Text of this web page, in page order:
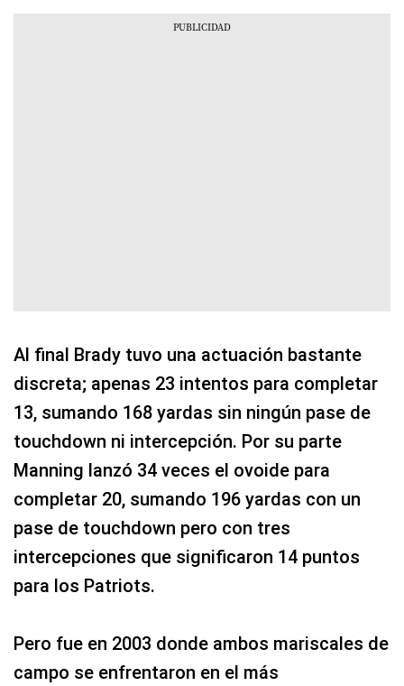
Al final Brady tuvo una actuación bastante
discreta; apenas 23 intentos para completar
13, sumando 168 yardas sin ningún pase de
touchdown ni intercepción. Por su parte
Manning lanzó 34 veces el ovoide para
completar 20, sumando 196 yardas con un
pase de touchdown pero con tres
intercepciones que significaron 14 puntos
para los Patriots.
Pero fue en 2003 donde ambos mariscales de
campo se enfrentaron en el más